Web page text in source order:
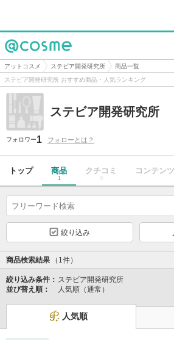
@cosme
アットコスメ ステビア開発研究所
商品一覧
ステビア開発研究所 おすすめ商品・人気ランキング
ステビア開発研究所
フォロワー1 フォローとは？
トップ 商品
1
クチコミ
0
コンテンツ
絞り込み
商品検索結果 （1件）
絞り込み条件： ステビア開発研究所
並び替え順：
人気順（通常）
人気順